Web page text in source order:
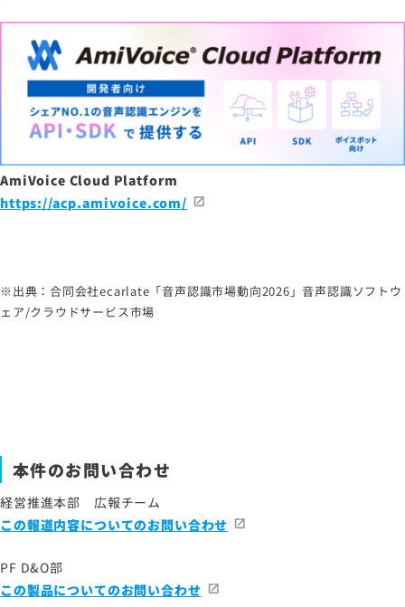
AmiVoice Cloud Platform
https://acp.amivoice.com/
※出典：合同会社ecarlate「音声認識市場動向2026」音声認識ソフトウ
ェア/クラウドサービス市場
本件のお問い合わせ
経営推進本部 広報チーム
この報道内容についてのお問い合わせ
PF D&O部
この製品についてのお問い合わせ